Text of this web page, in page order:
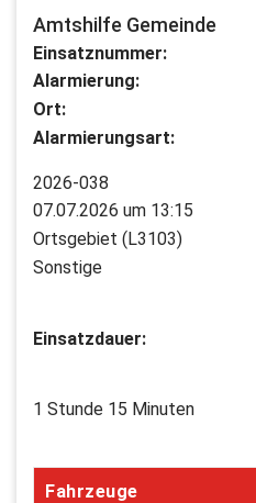
Amtshilfe Gemeinde
Einsatznummer:
Alarmierung:
Ort:
Alarmierungsart:
2026-038
07.07.2026 um 13:15
Ortsgebiet (L3103)
Sonstige
Einsatzdauer:
1 Stunde 15 Minuten
Fahrzeuge